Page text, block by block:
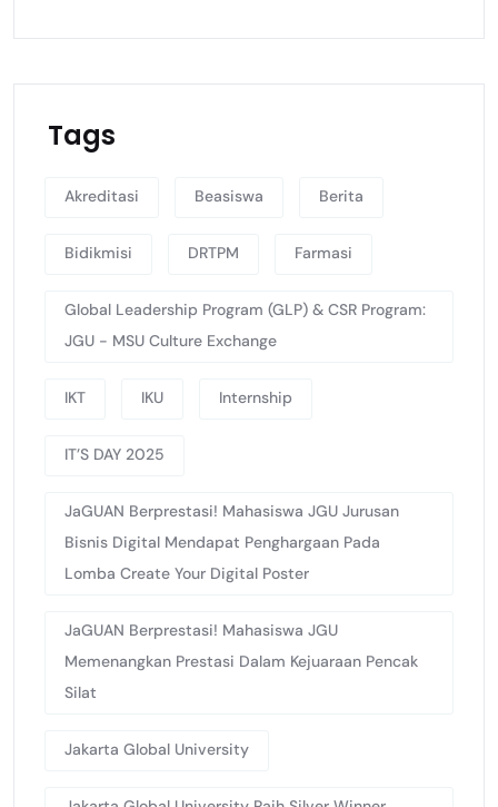
Tags
Akreditasi Beasiswa Berita
Bidikmisi DRTPM Farmasi
Global Leadership Program (GLP) & CSR Program:
JGU - MSU Culture Exchange
IKT IKU Internship
IT’S DAY 2025
JaGUAN Berprestasi! Mahasiswa JGU Jurusan
Bisnis Digital Mendapat Penghargaan Pada
Lomba Create Your Digital Poster
JaGUAN Berprestasi! Mahasiswa JGU
Memenangkan Prestasi Dalam Kejuaraan Pencak
Silat
Jakarta Global University